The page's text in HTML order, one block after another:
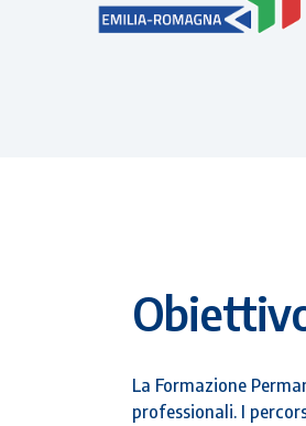
La Formazione
professionali. I